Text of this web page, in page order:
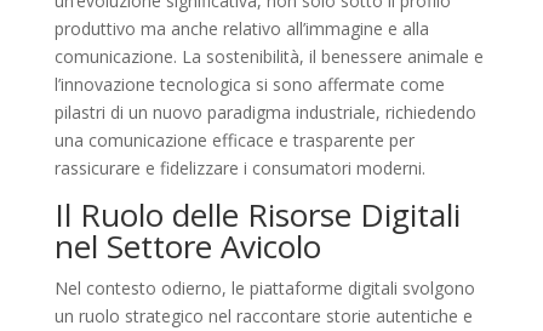
produttivo ma anche relativo all’immagine e alla
comunicazione. La sostenibilità, il benessere animale e
l’innovazione tecnologica si sono affermate come
pilastri di un nuovo paradigma industriale, richiedendo
una comunicazione efficace e trasparente per
rassicurare e fidelizzare i consumatori moderni.
Il Ruolo delle Risorse Digitali
nel Settore Avicolo
Nel contesto odierno, le piattaforme digitali svolgono
un ruolo strategico nel raccontare storie autentiche e